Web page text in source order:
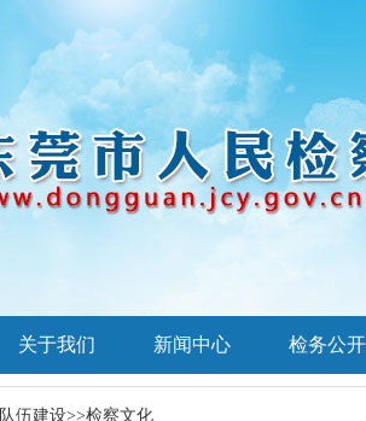
关于我们 新闻中心 检务公开
队伍建设>>检察文化